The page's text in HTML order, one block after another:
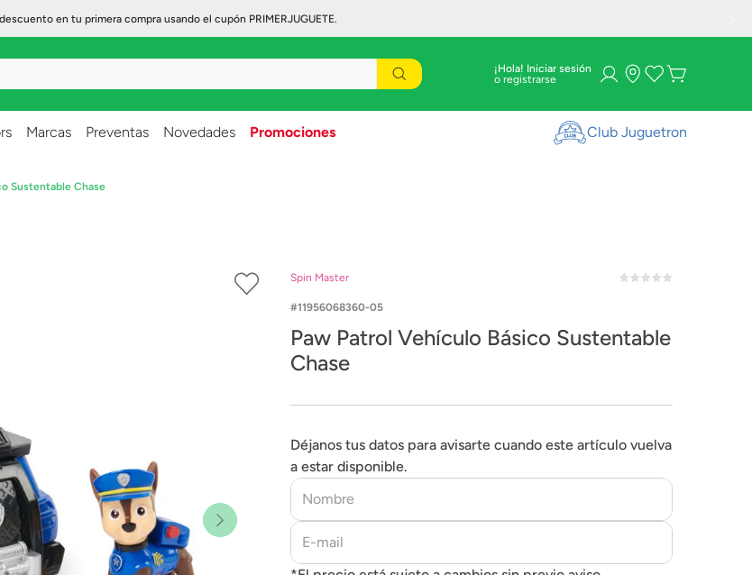
en tu primera compra usando el cupón PRIMERJUGUETE.
¡Hola! Iniciar sesión
Marcas Preventas Novedades Promociones Club Juguetron
Sustentable Chase
Spin Master
11956068360-05
Paw Patrol Vehículo Básico Sustentable
Chase
Déjanos tus datos para avisarte cuando este artículo vuelva
a estar disponible.